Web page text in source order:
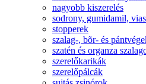
nagyobb kiszerelés
sodrony, gumidamil,
stopperek
szalag-, bõr- és
szatén és organza
szerelőkarikák
szerelőpálcák